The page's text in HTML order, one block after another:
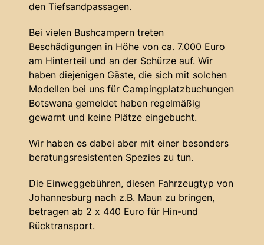
den Tiefsandpassagen.
Bei vielen Bushcampern treten
Beschädigungen in Höhe von ca. 7.000 Euro
am Hinterteil und an der Schürze auf. Wir
haben diejenigen Gäste, die sich mit solchen
Modellen bei uns für Campingplatzbuchungen
Botswana gemeldet haben regelmäßig
gewarnt und keine Plätze eingebucht.
Wir haben es dabei aber mit einer besonders
beratungsresistenten Spezies zu tun.
Die Einweggebühren, diesen Fahrzeugtyp von
Johannesburg nach z.B. Maun zu bringen,
betragen ab 2 x 440 Euro für Hin-und
Rücktransport.